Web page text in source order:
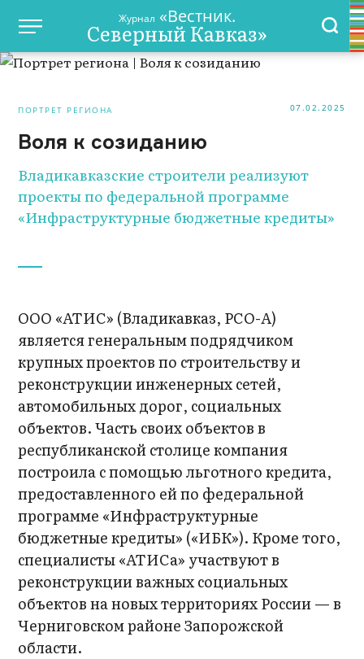
Журнал «Вестник.
Северный Кавказ»
ПОРТРЕТ РЕГИОНА 07.02.2025
Воля к созиданию
Владикавказские строители реализуют
проекты по федеральной программе
«Инфраструктурные бюджетные кредиты»
ООО «АТИС» (Владикавказ, РСО-А)
является генеральным подрядчиком
крупных проектов по строительству и
реконструкции инженерных сетей,
автомобильных дорог, социальных
объектов. Часть своих объектов в
республиканской столице компания
построила с помощью льготного кредита,
предоставленного ей по федеральной
программе «Инфраструктурные
бюджетные кредиты» («ИБК»). Кроме того,
специалисты «АТИСа» участвуют в
реконструкции важных социальных
объектов на новых территориях России — в
Черниговском районе Запорожской
области.